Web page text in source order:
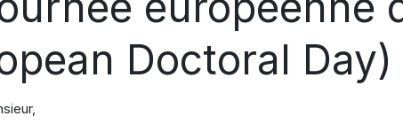
Doctoral Day)